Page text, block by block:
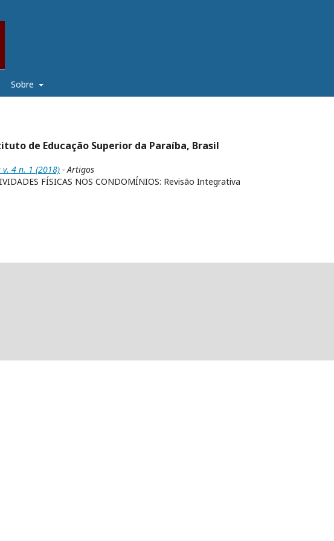
Sobre
de Educação Superior da Paraíba, Brasil
v. 4 n. 1 (2018) - Artigos
FÍSICAS NOS CONDOMÍNIOS: Revisão Integrativa